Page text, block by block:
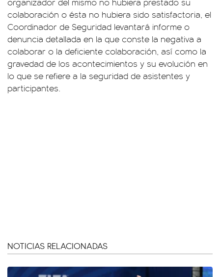
colaboración o ésta no hubiera sido satisfactoria, el
Coordinador de Seguridad levantará informe o
denuncia detallada en la que conste la negativa a
colaborar o la deficiente colaboración, así como la
gravedad de los acontecimientos y su evolución en
lo que se refiere a la seguridad de asistentes y
participantes.
NOTICIAS RELACIONADAS